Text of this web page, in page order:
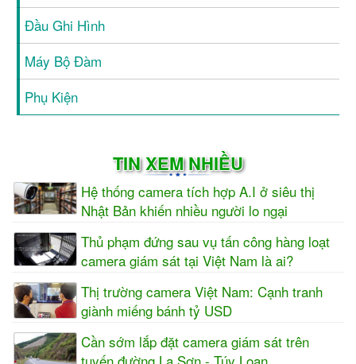
Đầu Ghi Hình
Máy Bộ Đàm
Phụ Kiện
TIN XEM NHIỀU
Hệ thống camera tích hợp A.I ở siêu thị
Nhật Bản khiến nhiều người lo ngại
Thủ phạm đứng sau vụ tấn công hàng loạt
camera giám sát tại Việt Nam là ai?
Thị trường camera Việt Nam: Cạnh tranh
giành miếng bánh tỷ USD
Cần sớm lắp đặt camera giám sát trên